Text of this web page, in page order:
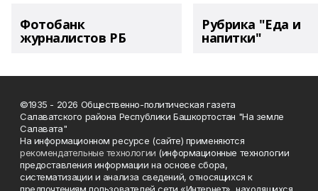
Фотобанк
журналистов РБ
Рубрика "Еда и
напитки"
©1935 - 2026 Общественно-политическая газета
Салаватского района Республики Башкортостан "На земле
Салавата"
На информационном ресурсе (сайте) применяются
рекомендательные технологии (информационные технологии
предоставления информации на основе сбора,
систематизации и анализа сведений, относящихся к